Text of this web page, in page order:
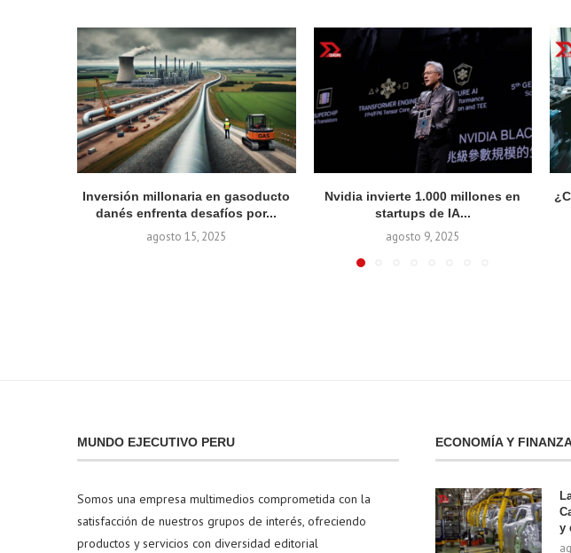
Inversión millonaria en gasoducto
danés enfrenta desafíos por...
agosto 15, 2025
Nvidia invierte 1.000 millones en
startups de IA...
agosto 9, 2025
MUNDO EJECUTIVO PERU
Somos una empresa multimedios comprometida con la
satisfacción de nuestros grupos de interés, ofreciendo
productos y servicios con diversidad editorial
ECONOMÍA Y
y